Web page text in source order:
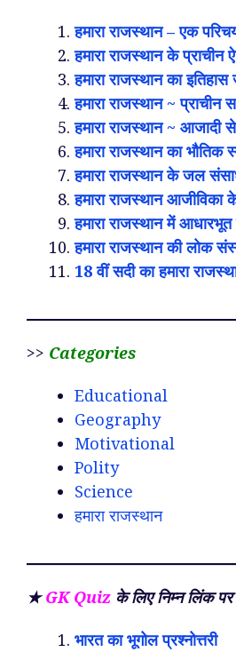
हमारा राजस्थान – एक
हमारा राजस्थान के प्राचीन
हमारा राजस्थान का
हमारा राजस्थान ~ प्राचीन
हमारा राजस्थान ~ आजादी
हमारा राजस्थान का भौतिक
हमारा राजस्थान के जल
हमारा राजस्थान आजीविका
हमारा राजस्थान में आधारभूत
हमारा राजस्थान की लोक
18 वीं सदी का हमारा
>> Categories
Educational
Geography
Motivational
Polity
Science
हमारा राजस्थान
★GK Quiz के लिए निम्न लिंक
भारत का भूगोल प्रश्नोत्तरी